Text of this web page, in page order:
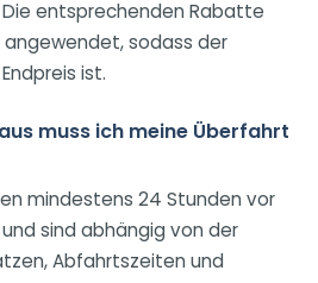
Die entsprechenden Rabatte
sodass der
ist.
muss ich meine Überfahrt
mindestens 24 Stunden vor
sind abhängig von der
Abfahrtszeiten und